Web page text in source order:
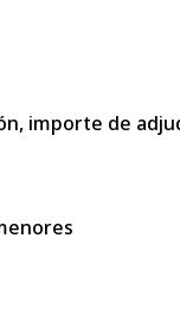
importe de